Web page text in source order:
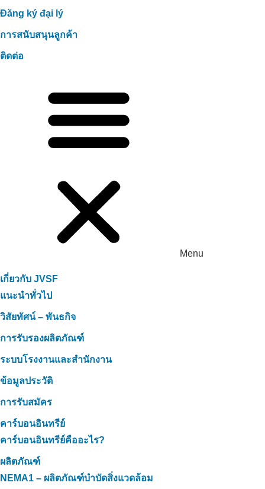
Đăng ký đại lý
การสนับสนุนลูกค้า
ติดต่อ
Menu
เกี่ยวกับ JVSF
แนะนำทั่วไป
วิสัยทัศน์ – พันธกิจ
การรับรองผลิตภัณฑ์
ระบบโรงงานและสำนักงาน
ข้อมูลประวัติ
การรับสมัคร
คาร์บอนอินทรีย์
คาร์บอนอินทรีย์คืออะไร?
ผลิตภัณฑ์
NEMA1 – ผลิตภัณฑ์บำบัดสิ่งแวดล้อม